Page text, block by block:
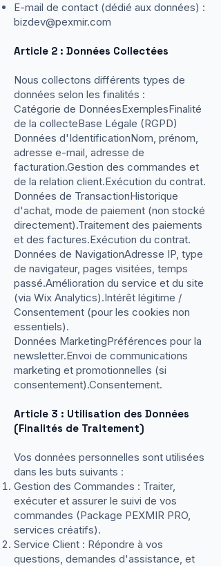
E-mail de contact (dédié aux données) :
bizdev@pexmir.com
Article 2 : Données Collectées
Nous collectons différents types de
données selon les finalités :
Catégorie de DonnéesExemplesFinalité
de la collecteBase Légale (RGPD)
Données d'IdentificationNom, prénom,
adresse e-mail, adresse de
facturation.Gestion des commandes et
de la relation client.Exécution du contrat.
Données de TransactionHistorique
d'achat, mode de paiement (non stocké
directement).Traitement des paiements
et des factures.Exécution du contrat.
Données de NavigationAdresse IP, type
de navigateur, pages visitées, temps
passé.Amélioration du service et du site
(via Wix Analytics).Intérêt légitime /
Consentement (pour les cookies non
essentiels).
Données MarketingPréférences pour la
newsletter.Envoi de communications
marketing et promotionnelles (si
consentement).Consentement.
Article 3 : Utilisation des Données
(Finalités de Traitement)
Vos données personnelles sont utilisées
dans les buts suivants :
Gestion des Commandes : Traiter,
exécuter et assurer le suivi de vos
commandes (Package PEXMIR PRO,
services créatifs).
Service Client : Répondre à vos
questions, demandes d'assistance, et